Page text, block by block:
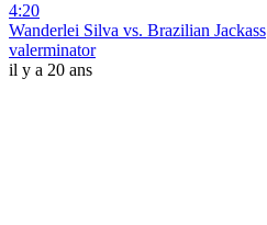
4:20
Wanderlei Silva vs. Brazilian Jackass
valerminator
il y a 20 ans